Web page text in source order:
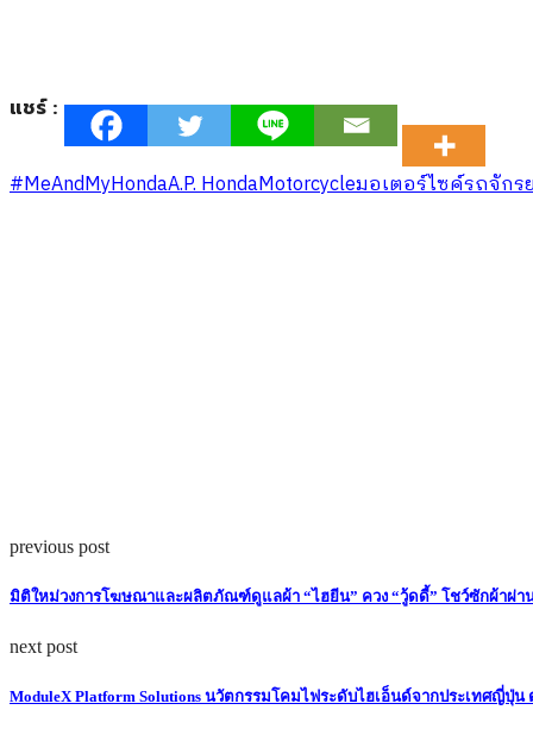
แชร์ :
#MeAndMyHondaA.P. HondaMotorcycleมอเตอร์ไซค์รถจักร
previous post
มิติใหม่วงการโฆษณาและผลิตภัณฑ์ดูแลผ้า “ไฮยีน” ควง “วู้ดดี้” โชว์ซักผ้าผ่าน
next post
ModuleX Platform Solutions นวัตกรรมโคมไฟระดับไฮเอ็นด์จากประเทศญี่ปุ่